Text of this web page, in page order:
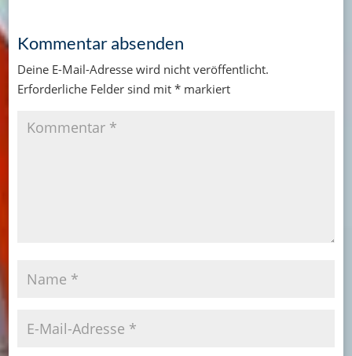
Kommentar absenden
Deine E-Mail-Adresse wird nicht veröffentlicht.
Erforderliche Felder sind mit *markiert